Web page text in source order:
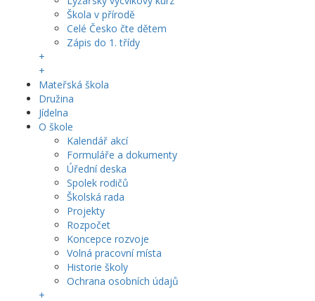
Škola v přírodě
Celé Česko čte dětem
Zápis do 1. třídy
+
+
Mateřská škola
Družina
Jídelna
O škole
Kalendář akcí
Formuláře a dokumenty
Úřední deska
Spolek rodičů
Školská rada
Projekty
Rozpočet
Koncepce rozvoje
Volná pracovní místa
Historie školy
Ochrana osobních údajů
+